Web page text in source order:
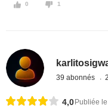
0 1
39 abonnés
4,0 Publiée